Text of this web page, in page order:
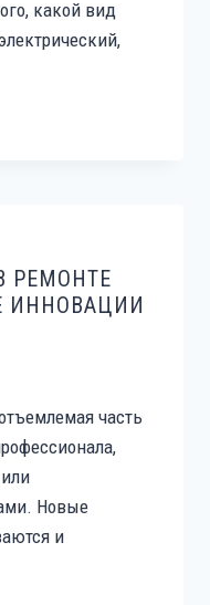
какой вид
РЕМОНТЕ
ИННОВАЦИИ
часть
Новые
и